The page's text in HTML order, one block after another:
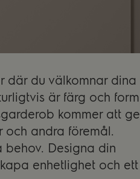
där du välkomnar dina
är färg och form
kommer att ge
och andra föremål.
Designa din
enhetlighet och ett